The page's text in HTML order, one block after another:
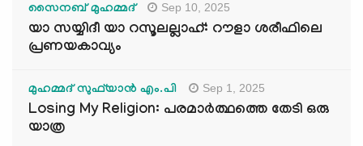
സൈനബ് മുഹമ്മദ് Sep 10, 2025
യാ സയ്യിദീ യാ റസൂലല്ലാഹ്: റൗളാ ശരീഫിലെ
പ്രണയകാവ്യം
മുഹമ്മദ് സുഫ്‌യാൻ എം.പി Sep 1, 2025
Losing My Religion: പരമാർത്ഥത്തെ തേടി ഒരു
യാത്ര